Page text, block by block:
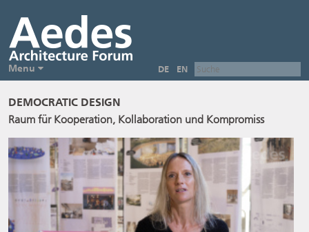
DE EN
Menu
DEMOCRATIC DESIGN
Raum für Kooperation, Kollaboration und Kompromiss